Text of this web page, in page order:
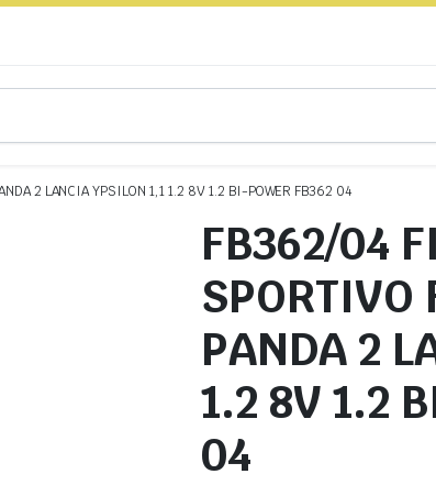
2 LANCIA YPSILON 1,1 1.2 8V 1.2 BI-POWER FB362 04
FB362/04
SPORTIVO
PANDA 2
1.2 8V 1.2
04